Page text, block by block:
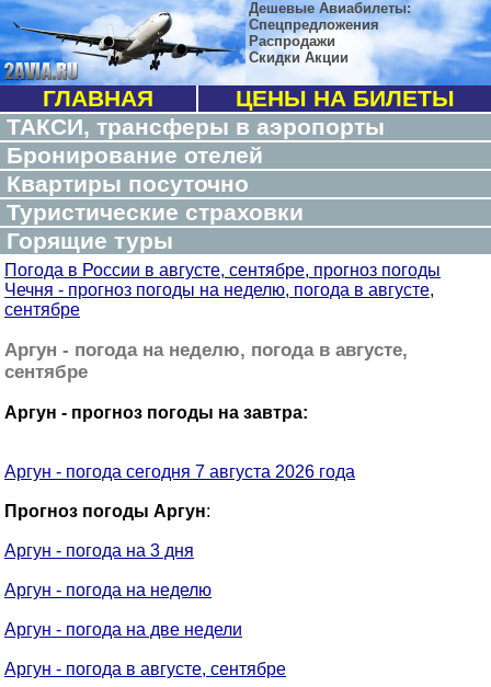
Дешевые Авиабилеты:
Спецпредложения
Распродажи
Скидки Акции
ГЛАВНАЯ
ЦЕНЫ НА БИЛЕТЫ
ТАКСИ, трансферы в аэропорты
Бронирование отелей
Квартиры посуточно
Туристические страховки
Горящие туры
Погода в России в августе, сентябре, прогноз погоды
Чечня - прогноз погоды на неделю, погода в августе,
сентябре
Аргун - погода на неделю, погода в августе,
сентябре
Аргун - прогноз погоды на завтра:
Аргун - погода сегодня 7 августа 2026 года
Прогноз погоды Аргун:
Аргун - погода на 3 дня
Аргун - погода на неделю
Аргун - погода на две недели
Аргун - погода в августе, сентябре